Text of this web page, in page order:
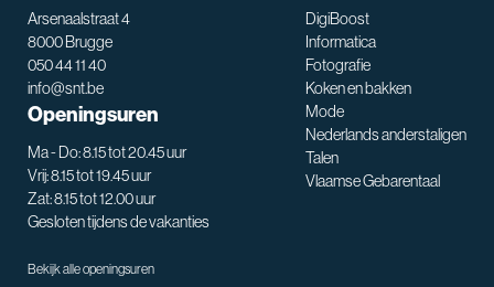
Arsenaalstraat 4
8000 Brugge
050 44 11 40
info@snt.be
Openingsuren
Ma - Do: 8.15 tot 20.45 uur
Vrij: 8.15 tot 19.45 uur
Zat: 8.15 tot 12.00 uur
Gesloten tijdens de vakanties
Bekijk alle openingsuren
DigiBoost
Informatica
Fotografie
Koken en bakken
Mode
Nederlands anderstaligen
Talen
Vlaamse Gebarentaal